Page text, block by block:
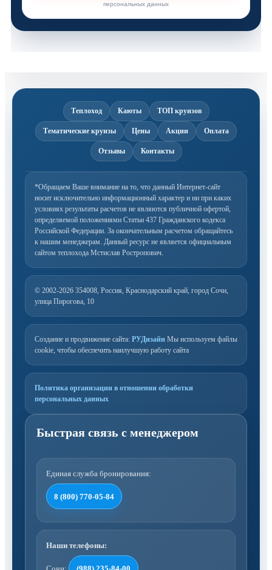
персональных данных
Теплоход Каюты ТОП круизов
Тематические круизы Цены Акции Оплата
Отзывы Контакты
*Обращаем Ваше внимание на то, что данный Интернет-сайт
носит исключительно информационный характер и ни при каких
условиях результаты расчетов не являются публичной офертой,
определяемой положениями Статьи 437 Гражданского кодекса
Российской Федерации. За окончательным расчетом обращайтесь
к нашим менеджерам. Данный ресурс не является официальным
сайтом теплохода Мстислав Ростропович.
© 2002-2026 354008, Россия, Краснодарский край, город Сочи,
улица Пирогова, 10
Создание и продвижение сайта: РУДизайн Мы используем файлы
cookie, чтобы обеспечить наилучшую работу сайта
Политика организации в отношении обработки
персональных данных
Единая служба бронирования:
8 (800) 770-05-84
Наши телефоны:
Сочи: (988) 235-84-00